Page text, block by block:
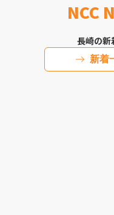
NCC
長崎の新
新着